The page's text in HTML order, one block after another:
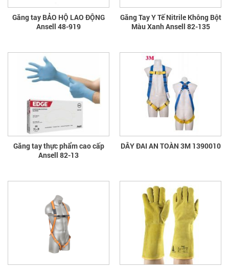
Găng tay BẢO HỘ LAO ĐỘNG
Ansell 48-919
Găng Tay Y Tế Nitrile Không Bột
Màu Xanh Ansell 82-135
Găng tay thực phẩm cao cấp
Ansell 82-13
DÂY ĐAI AN TOÀN 3M 1390010